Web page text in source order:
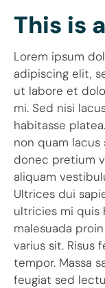
This is
Lorem ipsum
adipiscing elit,
ut labore et
mi. Sed nisi
habitasse
non quam lacus
donec pretium
aliquam
Ultrices dui
ultricies mi quis
malesuada
varius sit. Risus
tempor. Massa
feugiat sed